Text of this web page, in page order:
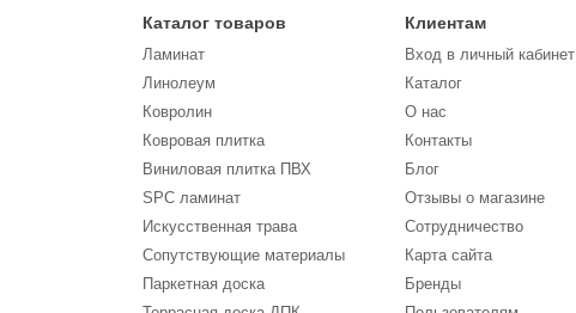
Каталог товаров
Ламинат
Линолеум
Кoврoлин
Ковровая плитка
Виниловая плитка ПВХ
SPC ламинат
Искусственная трава
Сопутствующие материалы
Паркетная доска
Клиентам
Вход в личный кабинет
Каталог
О нас
Контакты
Блог
Отзывы о магазине
Сотрудничество
Карта сайта
Бренды